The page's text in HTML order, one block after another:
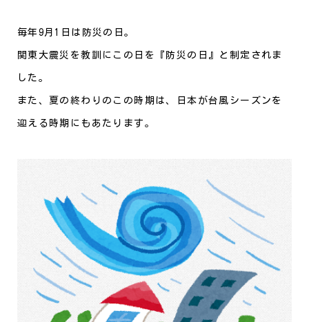
毎年9月1日は防災の日。
関東大震災を教訓にこの日を『防災の日』と制定されま
した。
また、夏の終わりのこの時期は、日本が台風シーズンを
迎える時期にもあたります。